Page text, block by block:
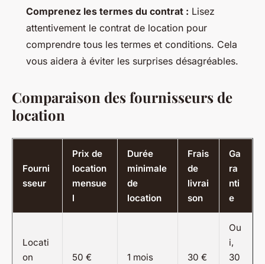
Comprenez les termes du contrat : Lisez
attentivement le contrat de location pour
comprendre tous les termes et conditions. Cela
vous aidera à éviter les surprises désagréables.
Comparaison des fournisseurs de
location
Fourni
sseur
Prix de
location
mensue
l
Durée
minimale
de
location
Frais
de
livrai
son
Ga
ra
nti
e
Locati
on
50 € 1 mois 30 €
Ou
i,
30